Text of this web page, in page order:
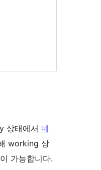
상태에서 네
working 상
가능합니다.